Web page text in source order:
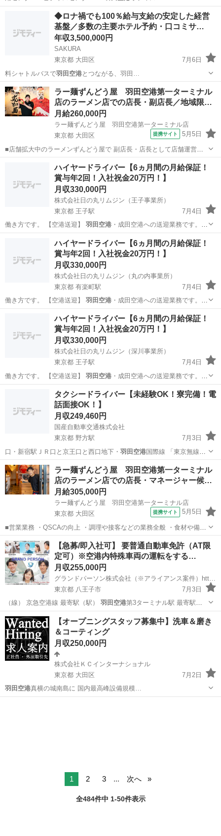
世田谷区 その他
◆ロナ禍でも100％給与支給の安定した経営
基盤／多数の主要ホテル予約・口コミサ…
年収3,500,000円
SAKURA
東京都 大田区
7月6日
料シャトルバスで羽田空港とつながる、羽田…
東京 大田区 ホテル 社員
ラー麺ずんどう屋 羽田空港第一ターミナル
店のラーメン店での店長・副店長／地域限…
月給260,000円
ラー麺ずんどう屋 羽田空港第一ターミナル店
東京都 大田区
提携サイト 5月5日
■店舗拡大中のラーメンずんどう屋で 副店長・店長として店舗運営、
管理、 人材育成などをお任せします。 ～具体的には～ ＜店舗営業業
飲食
ハイヤードライバー【6ヵ月間の月給保証！
賞与年2回！入社祝金20万円！】
月収330,000円
株式会社日の丸リムジン（王子事業所）
東京都 王子駅
7月4日
働き方です。 【空港送迎】 羽田空港・成田空港への送迎業務です。
…
王子駅 ドライバー 未経験
ハイヤードライバー【6ヵ月間の月給保証！
賞与年2回！入社祝金20万円！】
月収330,000円
株式会社日の丸リムジン（丸の内事業所）
東京都 有楽町駅
7月4日
働き方です。 【空港送迎】 羽田空港・成田空港への送迎業務です。
…
有楽町駅 ドライバー 未経験
ハイヤードライバー【6ヵ月間の月給保証！
賞与年2回！入社祝金20万円！】
月収330,000円
株式会社日の丸リムジン（深川事業所）
東京都 王子駅
7月4日
働き方です。 【空港送迎】 羽田空港・成田空港への送迎業務です。
…
王子駅 ドライバー 未経験
タクシードライバー【未経験OK！寮完備！電
話面接OK！】
月収249,460円
国産自動車交通株式会社
東京都 野方駅
7月3日
口・新宿駅ＪＲ口と京王口と西口地下・ 羽田空港国際線 「東京無線グ
ループ専用…
東京 練馬区 野方駅 ドライバー 未経験
ラー麺ずんどう屋 羽田空港第一ターミナル
店のラーメン店での店長・マネージャー候…
月給305,000円
ラー麺ずんどう屋 羽田空港第一ターミナル店
東京都 大田区
提携サイト 5月5日
■営業業務 ・QSCAの向上 ・調理や接客などの業務全般 ・食材や備品
の発注 ・衛生管理 ■店舗運営業務 ・アルバイトスタッフ採用業務 ・
スタッフの育成、指導 ・スタッフのシフト管理 ・売上獲得のための施
策立案と行動 ・...
東京 大田区 飲食
【急募/即入社可】 要普通自動車免許（AT限
定可）※空港内特殊車両の運転をする…
月収255,000円
グランドパーソン株式会社（※アライアンス案件）https://grandperson.net/
東京都 八王子市
7月3日
（線） 京急空港線 最寄駅（駅） 羽田空港第3ターミナル駅 最寄駅
（交通手段…
東京 八王子市 工場 フルタイム
【オープニングスタッフ募集中】洗車＆磨き
＆コーティング
月収250,000円
株式会社ＫＣインターナショナル
東京都 大田区
7月2日
羽田空港真横の城南島に 国内最高峰設備規模…
1 2 3 ... 次へ
全484件中 1-50件表示